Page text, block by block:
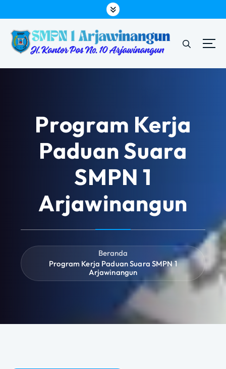
e
Program Kerja
Paduan Suara
SMPN 1
Arjawinangun
Beranda
Program Kerja Paduan Suara SMPN 1
Arjawinangun